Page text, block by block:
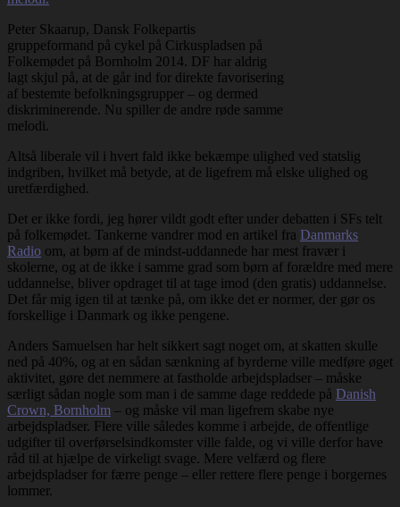
Peter Skaarup, Dansk Folkepartis
gruppeformand på cykel på Cirkuspladsen på
Folkemødet på Bornholm 2014. DF har aldrig
lagt skjul på, at de går ind for direkte favorisering
af bestemte befolkningsgrupper – og dermed
diskriminerende. Nu spiller de andre røde samme
melodi.
Altså liberale vil i hvert fald ikke bekæmpe ulighed ved statslig
indgriben, hvilket må betyde, at de ligefrem må elske ulighed og
uretfærdighed.
Det er ikke fordi, jeg hører vildt godt efter under debatten i SFs telt
på folkemødet. Tankerne vandrer mod en artikel fra Danmarks
Radio om, at børn af de mindst-uddannede har mest fravær i
skolerne, og at de ikke i samme grad som børn af forældre med mere
uddannelse, bliver opdraget til at tage imod (den gratis) uddannelse.
Det får mig igen til at tænke på, om ikke det er normer, der gør os
forskellige i Danmark og ikke pengene.
Anders Samuelsen har helt sikkert sagt noget om, at skatten skulle
ned på 40%, og at en sådan sænkning af byrderne ville medføre øget
aktivitet, gøre det nemmere at fastholde arbejdspladser – måske
særligt sådan nogle som man i de samme dage reddede på Danish
Crown, Bornholm – og måske vil man ligefrem skabe nye
arbejdspladser. Flere ville således komme i arbejde, de offentlige
udgifter til overførselsindkomster ville falde, og vi ville derfor have
råd til at hjælpe de virkeligt svage. Mere velfærd og flere
arbejdspladser for færre penge – eller rettere flere penge i borgernes
lommer.